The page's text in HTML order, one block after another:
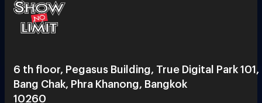
6 th floor, Pegasus Building, True Digital Park 101,
Bang Chak, Phra Khanong, Bangkok
10260